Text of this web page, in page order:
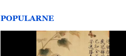
POPULARNE